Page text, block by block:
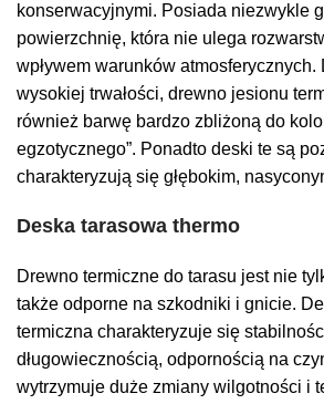
konserwacyjnymi. Posiada niezwykle
powierzchnię, która nie ulega
wpływem warunków
wysokiej trwałości, drewno jesionu
również barwę bardzo zbliżoną do
egzotycznego”. Ponadto deski te są
charakteryzują się głębokim,
Deska tarasowa thermo
Drewno termiczne do tarasu jest nie
także odporne na szkodniki i gnicie.
termiczna charakteryzuje się
długowiecznością, odpornością na
wytrzymuje duże zmiany wilgotności i